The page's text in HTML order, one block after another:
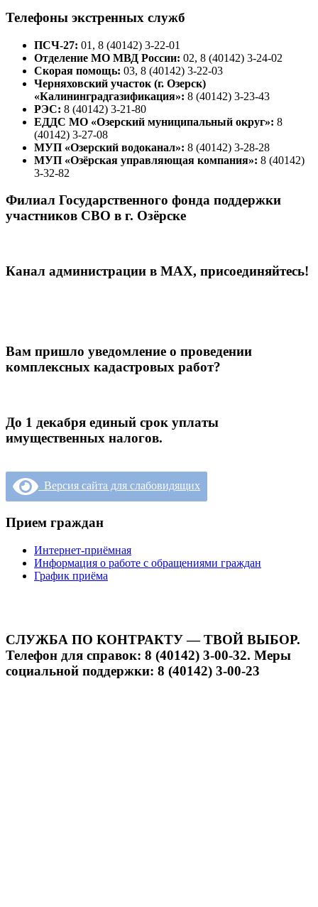
Телефоны экстренных служб
ПСЧ-27: 01, 8 (40142) 3-22-01
Отделение МО МВД России: 02, 8 (40142) 3-24-02
Скорая помощь: 03, 8 (40142) 3-22-03
Черняховский участок (г. Озерск)
«Калининградгазификация»: 8 (40142) 3-23-43
РЭС: 8 (40142) 3-21-80
ЕДДС МО «Озерский муниципальный округ»: 8
(40142) 3-27-08
МУП «Озерский водоканал»: 8 (40142) 3-28-28
МУП «Озёрская управляющая компания»: 8 (40142)
3-32-82
Филиал Государственного фонда поддержки
участников СВО в г. Озёрске
Канал администрации в МАХ, присоединяйтесь!
Вам пришло уведомление о проведении
комплексных кадастровых работ?
До 1 декабря единый срок уплаты
имущественных налогов.
Версия сайта для слабовидящих
Прием граждан
Интернет-приёмная
Информация о работе с обращениями граждан
График приёма
СЛУЖБА ПО КОНТРАКТУ — ТВОЙ ВЫБОР.
Телефон для справок: 8 (40142) 3-00-32. Меры
социальной поддержки: 8 (40142) 3-00-23